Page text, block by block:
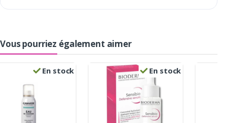
Vous pourriez également aimer
En stock En stock